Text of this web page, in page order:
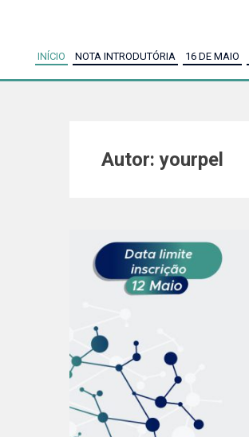
INÍCIO NOTA INTRODUTÓRIA 16 DE MAIO
Autor:yourpel